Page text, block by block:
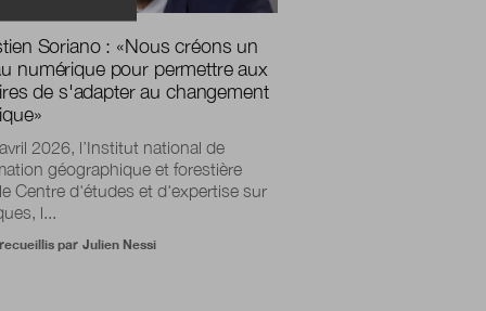
Soriano : «Nous créons un
numérique pour permettre aux
de s'adapter au changement
»
2026, l’Institut national de
géographique et forestière
Centre d'études et d'expertise sur
l...
par Julien Nessi